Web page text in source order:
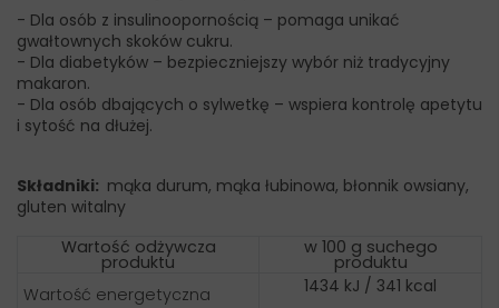
- Dla osób z insulinoopornością – pomaga unikać
gwałtownych skoków cukru.
- Dla diabetyków – bezpieczniejszy wybór niż tradycyjny
makaron.
- Dla osób dbających o sylwetkę – wspiera kontrolę apetytu
i sytość na dłużej.
Składniki: mąka durum, mąka łubinowa, błonnik owsiany,
gluten witalny
Wartość odżywcza
produktu
w 100 g suchego
produktu
Wartość energetyczna
1434 kJ / 341 kcal